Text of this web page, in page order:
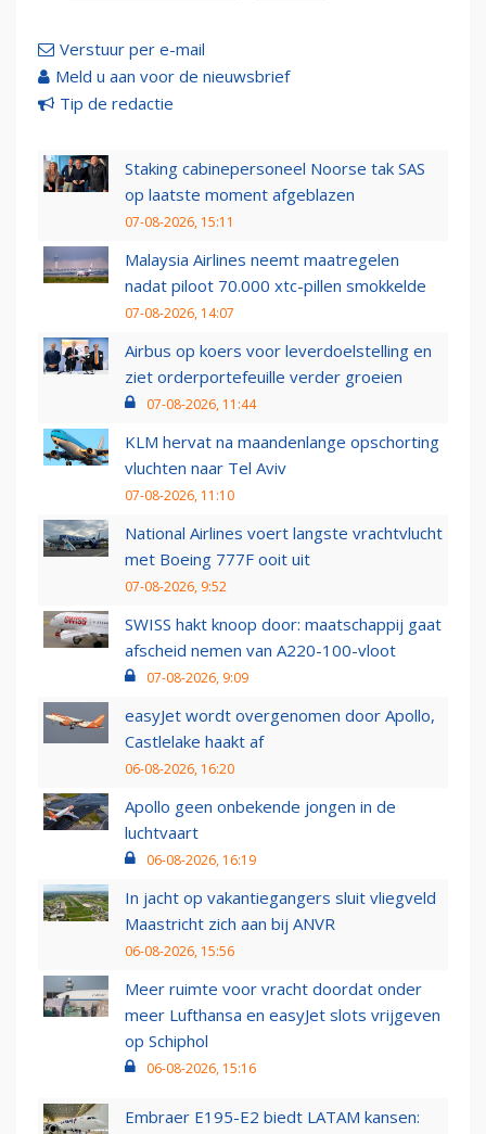
Verstuur per e-mail
Meld u aan voor de nieuwsbrief
Tip de redactie
Staking cabinepersoneel Noorse tak SAS
op laatste moment afgeblazen
07-08-2026, 15:11
Malaysia Airlines neemt maatregelen
nadat piloot 70.000 xtc-pillen smokkelde
07-08-2026, 14:07
Airbus op koers voor leverdoelstelling en
ziet orderportefeuille verder groeien
07-08-2026, 11:44
KLM hervat na maandenlange opschorting
vluchten naar Tel Aviv
07-08-2026, 11:10
National Airlines voert langste vrachtvlucht
met Boeing 777F ooit uit
07-08-2026, 9:52
SWISS hakt knoop door: maatschappij gaat
afscheid nemen van A220-100-vloot
07-08-2026, 9:09
easyJet wordt overgenomen door Apollo,
Castlelake haakt af
06-08-2026, 16:20
Apollo geen onbekende jongen in de
luchtvaart
06-08-2026, 16:19
In jacht op vakantiegangers sluit vliegveld
Maastricht zich aan bij ANVR
06-08-2026, 15:56
Meer ruimte voor vracht doordat onder
meer Lufthansa en easyJet slots vrijgeven
op Schiphol
06-08-2026, 15:16
Embraer E195-E2 biedt LATAM kansen: